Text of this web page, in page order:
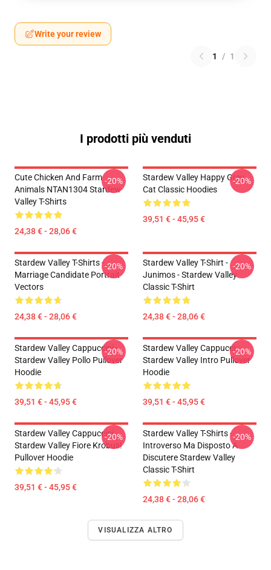
Write your review
1 / 1
I prodotti più venduti
Cute Chicken And Farm
Animals NTAN1304 Stardew
Valley T-Shirts
24,38 € - 28,06 €
-20%
Stardew Valley Happy Grey
Cat Classic Hoodies
39,51 € - 45,95 €
-20%
Stardew Valley T-Shirts -
Marriage Candidate Portrait
Vectors
24,38 € - 28,06 €
-20%
Stardew Valley T-Shirt -
Junimos - Stardew Valley
Classic T-Shirt
24,38 € - 28,06 €
-20%
Stardew Valley Cappuccini -
Stardew Valley Pollo Pullover
Hoodie
39,51 € - 45,95 €
-20%
Stardew Valley Cappucci -
Stardew Valley Intro Pullover
Hoodie
39,51 € - 45,95 €
-20%
Stardew Valley Cappuccini -
Stardew Valley Fiore Krobus!
Pullover Hoodie
39,51 € - 45,95 €
-20%
Stardew Valley T-Shirts -
Introverso Ma Disposto A
Discutere Stardew Valley
Classic T-Shirt
24,38 € - 28,06 €
-20%
VISUALIZZA ALTRO